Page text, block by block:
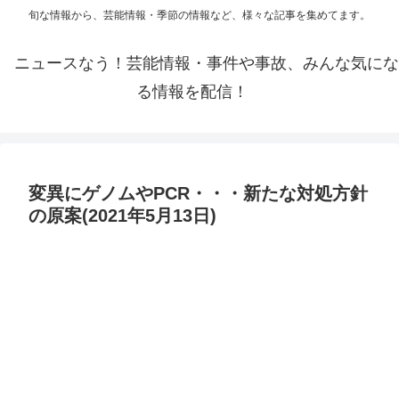
旬な情報から、芸能情報・季節の情報など、様々な記事を集めてます。
ニュースなう！芸能情報・事件や事故、みんな気にな
る情報を配信！
変異にゲノムやPCR・・・新たな対処方針
の原案(2021年5月13日)